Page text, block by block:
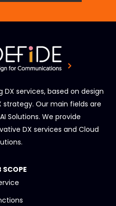
DX services, based on design
strategy. Our main fields are
Solutions. We provide
DX services and Cloud
SCOPE